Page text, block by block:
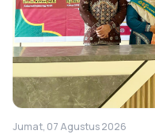
Jumat, 07 Agustus 2026